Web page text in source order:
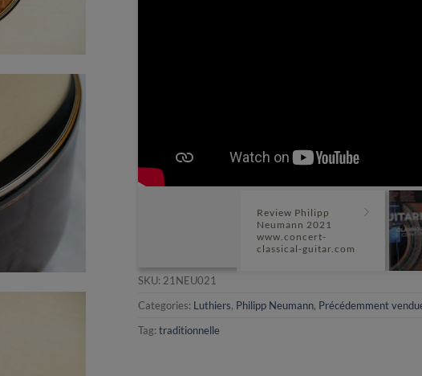
Review Philipp
Neumann 2021
www.concert-
classical-guitar.com
SKU: 21NEU021
Categories: Luthiers, Philipp Neumann, Précédemment
Tag: traditionnelle